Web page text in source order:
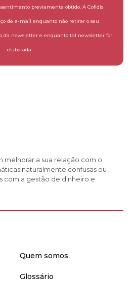
previamente obtido. A Cofidis
de e-mail enquanto não retirar o seu
da newsletter e enquanto tal newsletter for
elaborada.
melhorar a sua relação com o
naturalmente confusas ou
com a gestão de dinheiro e
Quem somos
Glossário